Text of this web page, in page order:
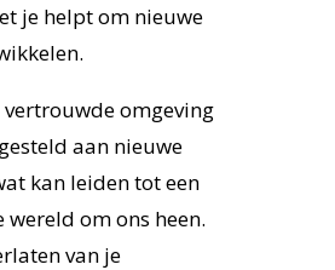
je helpt om nieuwe
omgeving
aan nieuwe
kan leiden tot een
om ons heen.
van je